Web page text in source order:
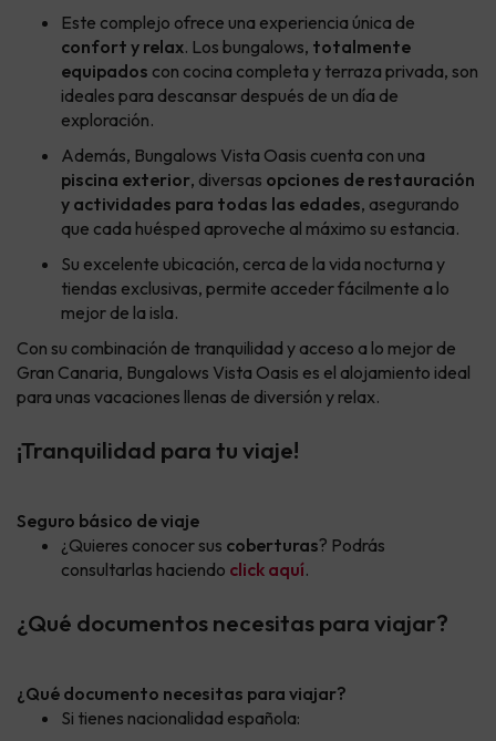
Este complejo ofrece una experiencia única de
confort y relax. Los bungalows, totalmente
equipados con cocina completa y terraza privada, son
ideales para descansar después de un día de
exploración.
Además, Bungalows Vista Oasis cuenta con una
piscina exterior, diversas opciones de restauración
y actividades para todas las edades, asegurando
que cada huésped aproveche al máximo su estancia.
Su excelente ubicación, cerca de la vida nocturna y
tiendas exclusivas, permite acceder fácilmente a lo
mejor de la isla.
Con su combinación de tranquilidad y acceso a lo mejor de
Gran Canaria, Bungalows Vista Oasis es el alojamiento ideal
para unas vacaciones llenas de diversión y relax.
¡Tranquilidad para tu viaje!
Seguro básico de viaje
¿Quieres conocer sus coberturas? Podrás
consultarlas haciendo click aquí.
¿Qué documentos necesitas para viajar?
¿Qué documento necesitas para viajar?
Si tienes nacionalidad española: